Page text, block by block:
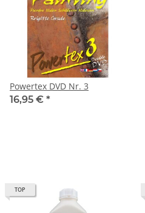
Powertex DVD Nr. 3
16,95 € *
TOP